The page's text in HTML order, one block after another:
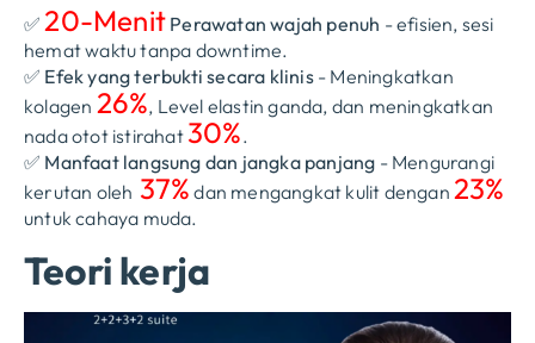
✅20-Menit Perawatan wajah penuh - efisien, sesi
hemat waktu tanpa downtime.
✅ Efek yang terbukti secara klinis- Meningkatkan
kolagen 26%, Level elastin ganda, dan meningkatkan
nada otot istirahat 30%.
✅ Manfaat langsung dan jangka panjang - Mengurangi
kerutan oleh 37% dan mengangkat kulit dengan23%
untuk cahaya muda.
Teori kerja